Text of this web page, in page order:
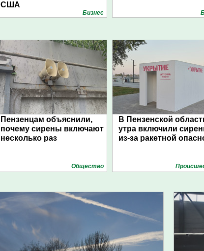
США
Бизнес
Пензенцам объяснили,
почему сирены включают
несколько раз
Общество
В Пензенской
утра включили
из-за ракетной